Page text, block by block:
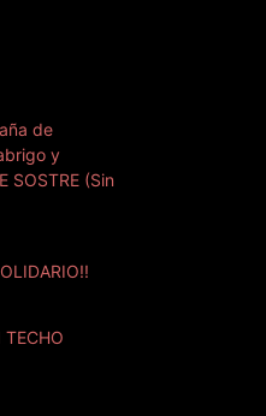
de
y
SOSTRE (Sin